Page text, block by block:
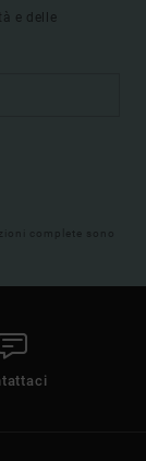
e delle
complete sono